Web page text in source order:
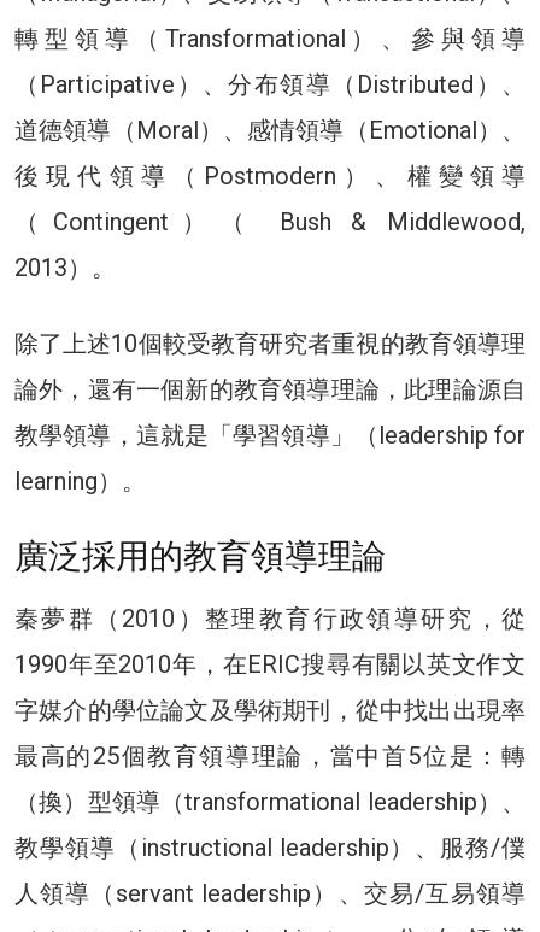
轉型領導（Transformational）、參與領導
（Participative）、分布領導（Distributed）、
道德領導（Moral）、感情領導（Emotional）、
後現代領導（Postmodern）、權變領導
（Contingent）（ Bush & Middlewood,
2013）。
除了上述10個較受教育研究者重視的教育領導理
論外，還有一個新的教育領導理論，此理論源自
教學領導，這就是「學習領導」（leadership for
learning）。
廣泛採用的教育領導理論
秦夢群（2010）整理教育行政領導研究，從
1990年至2010年，在ERIC搜尋有關以英文作文
字媒介的學位論文及學術期刊，從中找出出現率
最高的25個教育領導理論，當中首5位是：轉
（換）型領導（transformational leadership）、
教學領導（instructional leadership）、服務/僕
人領導（servant leadership）、交易/互易領導